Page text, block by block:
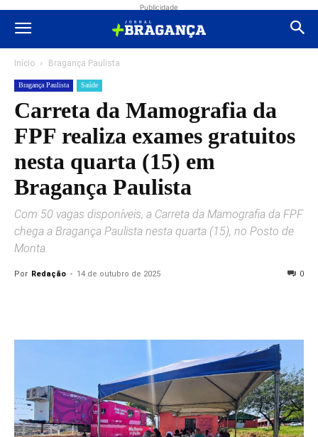
Publicidade
Início Bragança Paulista
Bragança Paulista Saúde
Carreta da Mamografia da
FPF realiza exames gratuitos
nesta quarta (15) em
Bragança Paulista
Com 50 vagas disponíveis, a Carreta da Mamografia da FPF
chega a Bragança Paulista nesta quarta (15), no Posto de
Monta.
Por Redação - 14 de outubro de 2025 0